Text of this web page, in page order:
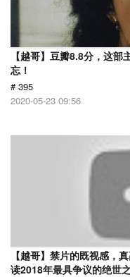
【越哥】豆瓣8.8分，这
忘！
# 395
2020-05-23 09:56
【越哥】禁片的既视感，
读2018年最具争议的绝世